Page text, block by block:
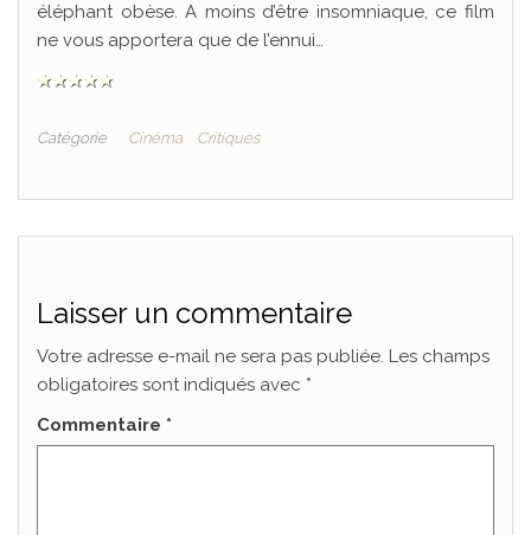
éléphant obèse. A moins d’être insomniaque, ce film
ne vous apportera que de l’ennui…
Catégorie Cinéma Critiques
Laisser un commentaire
Votre adresse e-mail ne sera pas publiée. Les champs
obligatoires sont indiqués avec *
Commentaire *